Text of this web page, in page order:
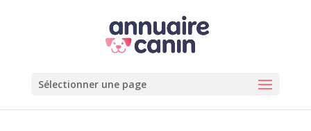
Sélectionner une page